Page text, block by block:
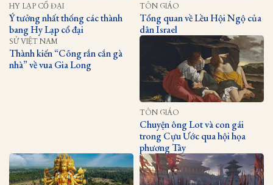
HY LẠP CỔ ĐẠI
Ý tưởng nhất thống các thành
bang Hy Lạp cổ đại
TÔN GIÁO
Tổng quan về Lều Hội Ngộ của
dân Israel
SỬ VIỆT NAM
Thành kiến “Cõng rắn cắn gà
nhà” về vua Gia Long
TÔN GIÁO
Chuyện ông Lot và con gái
trong Cựu Ước qua hội họa
phương Tây